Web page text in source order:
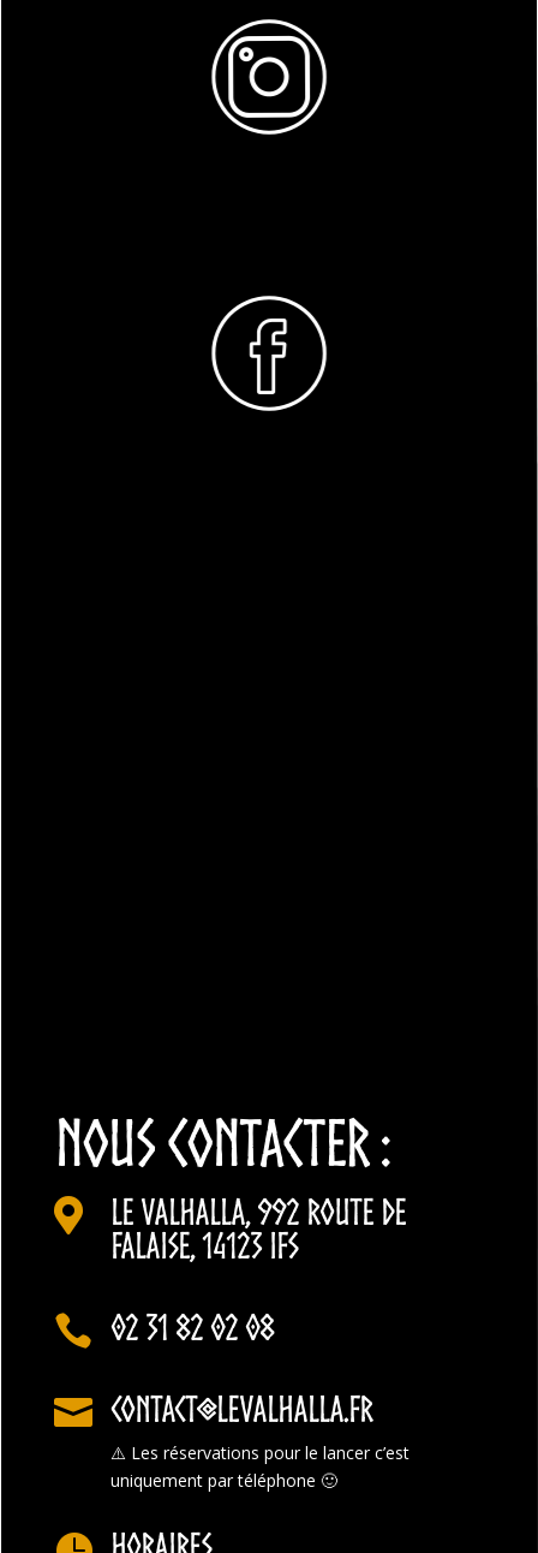
NOUS CONTACTER :

Le Valhalla, 992 Route de
Falaise, 14123 Ifs
 02 31 82 02 08
 contact@levalhalla.fr
⚠️ Les réservations pour le lancer c’est
uniquement par téléphone 🙂